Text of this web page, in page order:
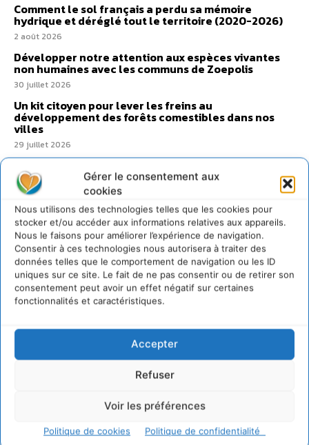
Gérer le consentement aux
cookies
Nous utilisons des technologies telles que les cookies pour
stocker et/ou accéder aux informations relatives aux appareils.
Nous le faisons pour améliorer l’expérience de navigation.
Consentir à ces technologies nous autorisera à traiter des
données telles que le comportement de navigation ou les ID
uniques sur ce site. Le fait de ne pas consentir ou de retirer son
consentement peut avoir un effet négatif sur certaines
fonctionnalités et caractéristiques.
Accepter
Refuser
Voir les préférences
Politique de cookies Politique de confidentialité
Comment le sol français a perdu sa mémoire
hydrique et déréglé tout le territoire (2020-2026)
2 août 2026
Développer notre attention aux espèces vivantes
non humaines avec les communs de Zoepolis
30 juillet 2026
Un kit citoyen pour lever les freins au
développement des forêts comestibles dans nos
villes
29 juillet 2026
28 juillet 2026
7 indicateurs pour des villes résilientes et durables,
adaptées au changement climatique
27 juillet 2026